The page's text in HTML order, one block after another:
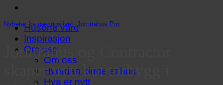
Husene våre
Inspirasjon
Om oss
Om oss
Hvordan kjøpe et hus
Hva er nytt
Nyheter fra næringslivet Jörnträhus Pro
Jörnträhus og Contractor
skaper nytt kontorbygg i